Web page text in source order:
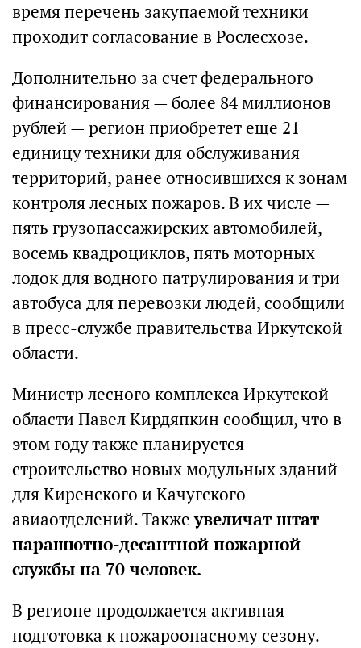
время перечень закупаемой техники
проходит согласование в Рослесхозе.
Дополнительно за счет федерального
финансирования — более 84 миллионов
рублей — регион приобретет еще 21
единицу техники для обслуживания
территорий, ранее относившихся к зонам
контроля лесных пожаров. В их числе —
пять грузопассажирских автомобилей,
восемь квадроциклов, пять моторных
лодок для водного патрулирования и три
автобуса для перевозки людей, сообщили
в пресс-службе правительства Иркутской
области.
Министр лесного комплекса Иркутской
области Павел Кирдяпкин сообщил, что в
этом году также планируется
строительство новых модульных зданий
для Киренского и Качугского
авиаотделений. Такжеувеличат штат
парашютно-десантной пожарной
службы на 70 человек.
В регионе продолжается активная
подготовка к пожароопасному сезону.